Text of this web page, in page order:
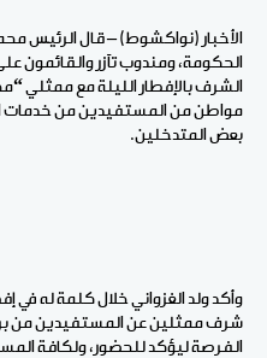
الأخبار (نواكشوط) – قال الرئيس
الحكومة، ومندوب تآزر والقائمون
مواطن من المستفيدين من خدمات
بعض المتدخلين.
وأكد ولد الغزواني خلال كلمة له في
شرف ممثلين عن المستفيدين من
الفرصة ليؤكد للحضور، ولكافة